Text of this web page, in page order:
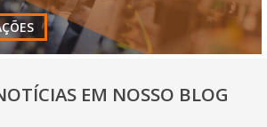
EM NOSSO BLOG